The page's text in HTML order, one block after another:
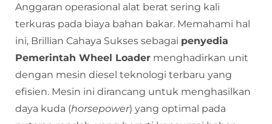
Anggaran operasional alat berat sering kali
terkuras pada biaya bahan bakar. Memahami hal
ini, Brillian Cahaya Sukses sebagai penyedia
Pemerintah Wheel Loader menghadirkan unit
dengan mesin diesel teknologi terbaru yang
efisien. Mesin ini dirancang untuk menghasilkan
daya kuda (horsepower) yang optimal pada